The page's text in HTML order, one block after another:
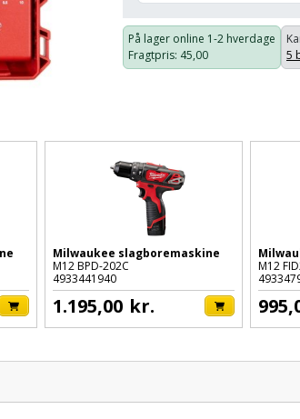
På lager online 1-2 hverdage
Fragtpris: 45,00
5
Milwaukee slagboremaskine
M12 BPD-202C
4933441940
1.195,00 kr.
M12